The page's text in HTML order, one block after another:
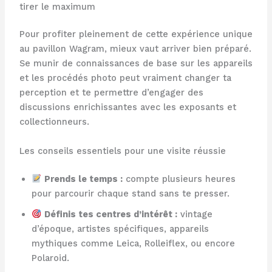
tirer le maximum
Pour profiter pleinement de cette expérience unique
au pavillon Wagram, mieux vaut arriver bien préparé.
Se munir de connaissances de base sur les appareils
et les procédés photo peut vraiment changer ta
perception et te permettre d’engager des
discussions enrichissantes avec les exposants et
collectionneurs.
Les conseils essentiels pour une visite réussie
Prends le temps : compte plusieurs heures
pour parcourir chaque stand sans te presser.
Définis tes centres d’intérêt : vintage
d’époque, artistes spécifiques, appareils
mythiques comme Leica, Rolleiflex, ou encore
Polaroid.